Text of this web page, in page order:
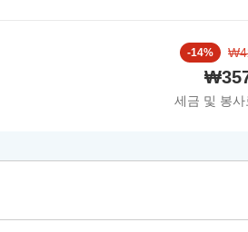
-14%
세금 및 봉